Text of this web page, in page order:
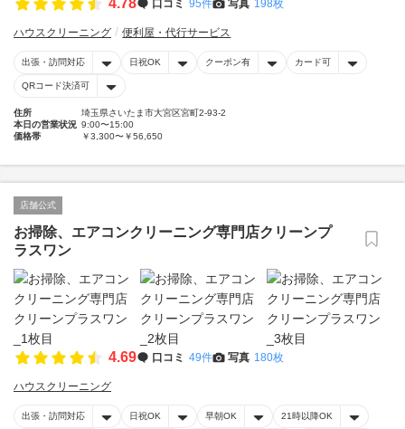
4.78 口コミ 95件 写真 198枚
ハウスクリーニング 便利屋・代行サービス
出張・訪問対応 日祝OK クーポン有 カード可
QRコード決済可
住所
埼玉県さいたま市大宮区宮町2-93-2
本日の営業状況 9:00〜15:00
価格帯
￥3,300〜￥56,650
店舗公式
お掃除、エアコンクリーニング専門店クリーンプ
ラスワン
4.69 口コミ 49件 写真 180枚
ハウスクリーニング
出張・訪問対応 日祝OK 早朝OK 21時以降OK